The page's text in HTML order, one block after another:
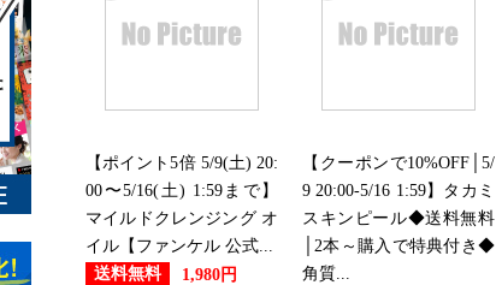
【ポイント5倍 5/9(土) 20:
00〜5/16(土) 1:59まで】
マイルドクレンジング オ
イル【ファンケル 公式...
送料無料
1,980円
【クーポンで10%OFF│5/
9 20:00-5/16 1:59】タカミ
スキンピール◆送料無料
│2本～購入で特典付き◆
角質...